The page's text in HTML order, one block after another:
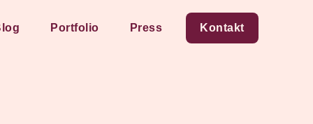
Portfolio Press Kontakt